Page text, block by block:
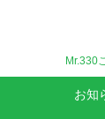
Mr.330
お知